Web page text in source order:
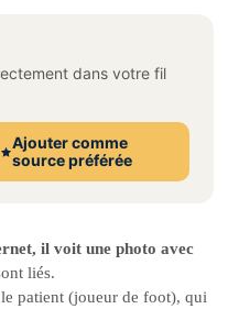
dans votre fil
Ajouter comme
source préférée
il voit une photo avec
liés.
patient (joueur de foot), qui